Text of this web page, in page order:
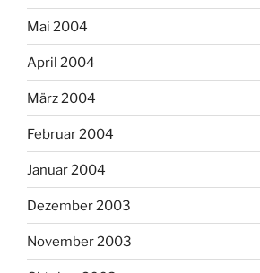
Mai 2004
April 2004
März 2004
Februar 2004
Januar 2004
Dezember 2003
November 2003